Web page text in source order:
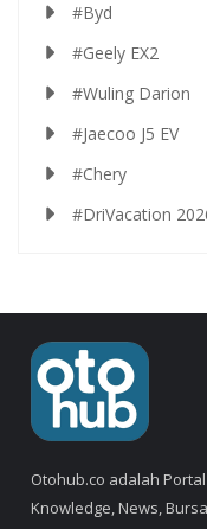
#Byd
#Geely EX2
#Wuling Darion
#Jaecoo J5 EV
#Chery
#DriVacation
Otohub.co adalah
Knowledge, News,